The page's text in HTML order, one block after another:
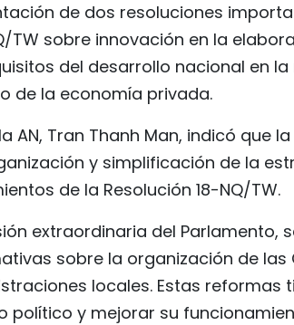
de dos resoluciones
TW sobre innovación en la
del desarrollo nacional en la
de la economía privada.
AN, Tran Thanh Man, indicó que
y simplificación de la
de la Resolución 18-NQ/TW.
extraordinaria del Parlamento,
sobre la organización de las
locales. Estas reformas
político y mejorar su